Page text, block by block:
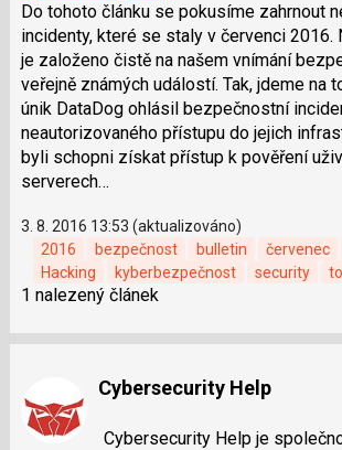
Do tohoto článku se pokusíme zahrnout
incidenty, které se staly v červenci 2016.
je založeno čistě na našem vnímání
veřejně známých událostí. Tak, jdeme na
únik DataDog ohlásil bezpečnostní
neautorizovaného přístupu do jejich
byli schopni získat přístup k pověření
serverech…
3. 8. 2016 13:53 (aktualizováno)
2016
bezpečnost bulletin červenec
Hacking
kyberbezpečnost security
1 nalezený článek
Cybersecurity Help
Cybersecurity Help je